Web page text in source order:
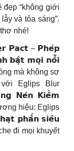
đẹp “không giới
và tỏa sáng”.
nhé!
𝗣𝗮𝗰𝘁 – 𝗣𝗵𝗲́𝗽
𝗯𝗮̣̂𝘁 𝗺𝗼̣𝗶 𝗻𝗼̂̃𝗶
mà không sợ
Eglips Blur
𝗡𝗲́𝗻 𝗞𝗶𝗲̂̀𝗺
hiệu: Eglips
𝗽𝗵𝗮̂́𝗻 𝘀𝗶𝗲̂𝘂
đi mọi khuyết